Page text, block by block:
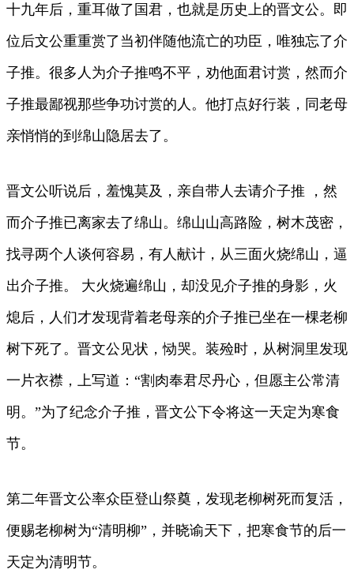
十九年后，重耳做了国君，也就是历史上的晋文公。即
位后文公重重赏了当初伴随他流亡的功臣，唯独忘了介
子推。很多人为介子推鸣不平，劝他面君讨赏，然而介
子推最鄙视那些争功讨赏的人。他打点好行装，同老母
亲悄悄的到绵山隐居去了。
晋文公听说后，羞愧莫及，亲自带人去请介子推 ，然
而介子推已离家去了绵山。绵山山高路险，树木茂密，
找寻两个人谈何容易，有人献计，从三面火烧绵山，逼
出介子推。 大火烧遍绵山，却没见介子推的身影，火
熄后，人们才发现背着老母亲的介子推已坐在一棵老柳
树下死了。晋文公见状，恸哭。装殓时，从树洞里发现
一片衣襟，上写道：“割肉奉君尽丹心，但愿主公常清
明。”为了纪念介子推，晋文公下令将这一天定为寒食
节。
第二年晋文公率众臣登山祭奠，发现老柳树死而复活，
便赐老柳树为“清明柳”，并晓谕天下，把寒食节的后一
天定为清明节。